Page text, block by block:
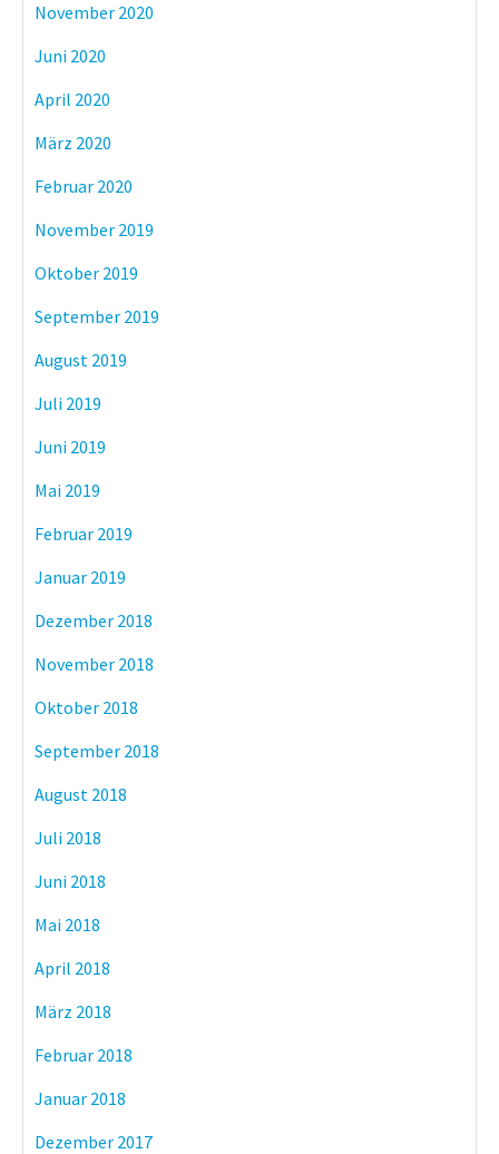
November 2020
Juni 2020
April 2020
März 2020
Februar 2020
November 2019
Oktober 2019
September 2019
August 2019
Juli 2019
Juni 2019
Mai 2019
Februar 2019
Januar 2019
Dezember 2018
November 2018
Oktober 2018
September 2018
August 2018
Juli 2018
Juni 2018
Mai 2018
April 2018
März 2018
Februar 2018
Januar 2018
Dezember 2017